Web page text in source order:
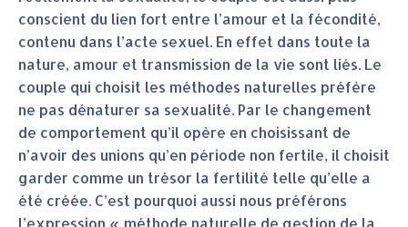
conscient du lien fort entre l’amour et la fécondité,
contenu dans l’acte sexuel. En effet dans toute la
nature, amour et transmission de la vie sont liés. Le
couple qui choisit les méthodes naturelles préfère
ne pas dénaturer sa sexualité. Par le changement
de comportement qu’il opère en choisissant de
n’avoir des unions qu’en période non fertile, il choisit
garder comme un trésor la fertilité telle qu’elle a
été créée. C’est pourquoi aussi nous préférons
l’expression « méthode naturelle de gestion de la